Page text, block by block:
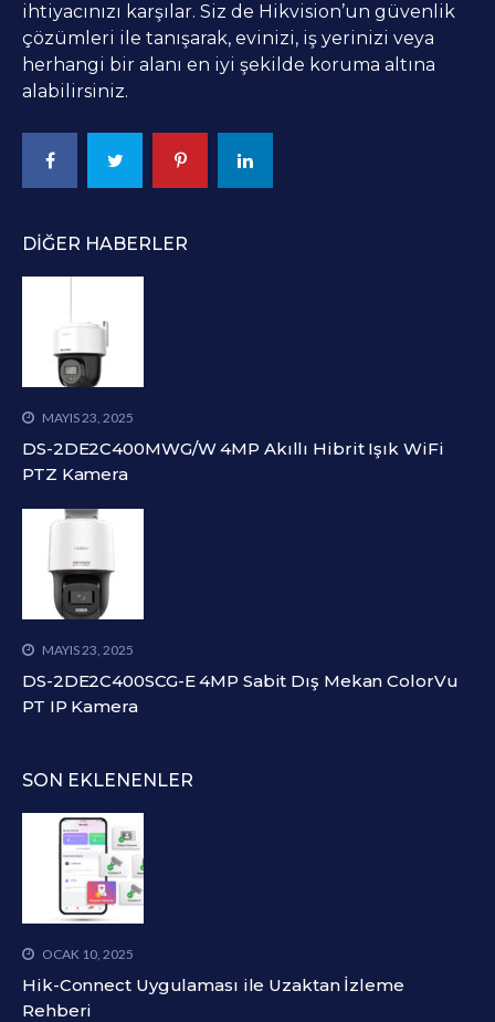
ihtiyacınızı karşılar. Siz de Hikvision’un güvenlik
çözümleri ile tanışarak, evinizi, iş yerinizi veya
herhangi bir alanı en iyi şekilde koruma altına
alabilirsiniz.
DIĞER HABERLER
MAYIS 23, 2025
DS-2DE2C400MWG/W 4MP Akıllı Hibrit Işık WiFi
PTZ Kamera
MAYIS 23, 2025
DS-2DE2C400SCG-E 4MP Sabit Dış Mekan ColorVu
PT IP Kamera
SON EKLENENLER
OCAK 10, 2025
Hik-Connect Uygulaması ile Uzaktan İzleme
Rehberi